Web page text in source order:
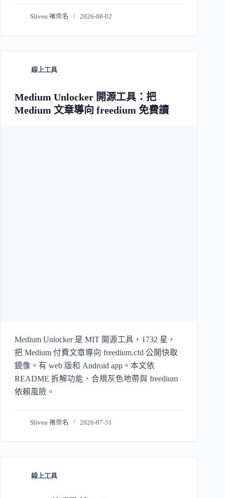
Sliven 褚崇名 2026-08-02
線上工具
Medium Unlocker 開源工具：把
Medium 文章導向 freedium 免費讀
Medium Unlocker 是 MIT 開源工具，1732 星，
把 Medium 付費文章導向 freedium.cfd 公開快取
鏡像。有 web 版和 Android app。本文依
README 拆解功能、合規灰色地帶與 freedium
依賴風險。
Sliven 褚崇名 2026-07-31
線上工具